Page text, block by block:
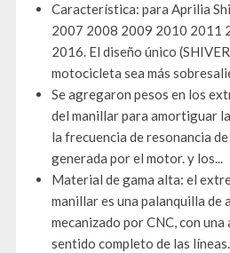
Característica: para Aprilia
2007 2008 2009 2010 2011
2016. El diseño único
motocicleta sea más
Se agregaron pesos en los
del manillar para amortiguar
la frecuencia de resonancia
generada por el motor. y los...
Material de gama alta: el
manillar es una palanquilla de
mecanizado por CNC, con
sentido completo de las líneas.